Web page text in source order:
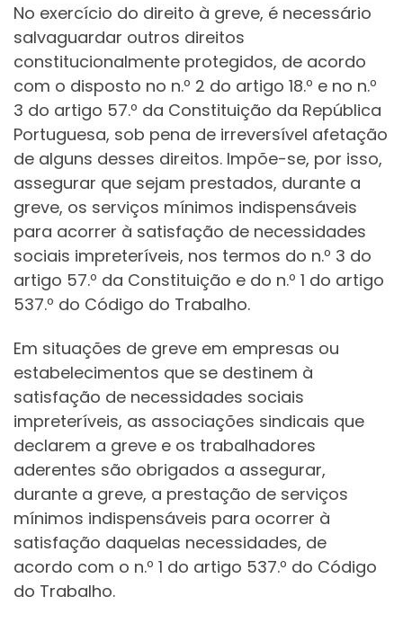
No exercício do direito à greve, é necessário
salvaguardar outros direitos
constitucionalmente protegidos, de acordo
com o disposto no n.º 2 do artigo 18.º e no n.º
3 do artigo 57.º da Constituição da República
Portuguesa, sob pena de irreversível afetação
de alguns desses direitos. Impõe-se, por isso,
assegurar que sejam prestados, durante a
greve, os serviços mínimos indispensáveis
para acorrer à satisfação de necessidades
sociais impreteríveis, nos termos do n.º 3 do
artigo 57.º da Constituição e do n.º 1 do artigo
537.º do Código do Trabalho.
Em situações de greve em empresas ou
estabelecimentos que se destinem à
satisfação de necessidades sociais
impreteríveis, as associações sindicais que
declarem a greve e os trabalhadores
aderentes são obrigados a assegurar,
durante a greve, a prestação de serviços
mínimos indispensáveis para ocorrer à
satisfação daquelas necessidades, de
acordo com o n.º 1 do artigo 537.º do Código
do Trabalho.